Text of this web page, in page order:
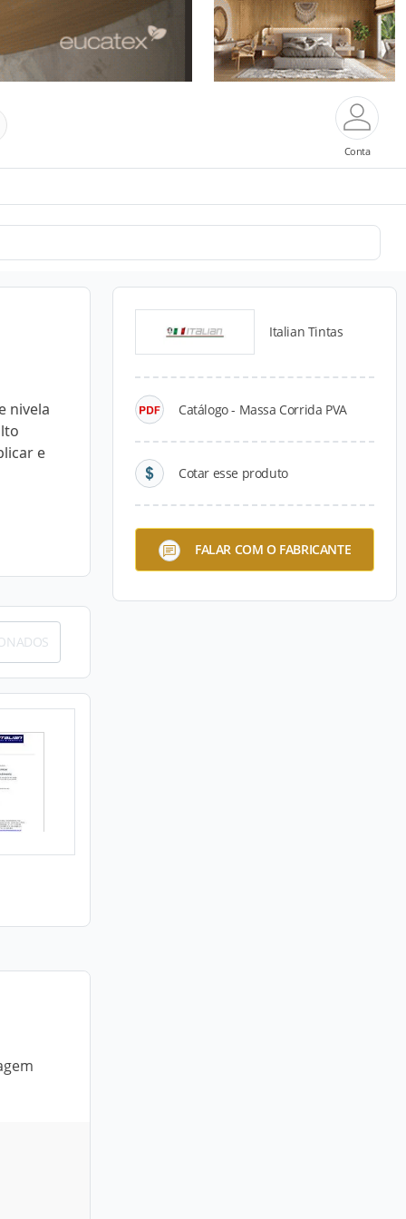
Conta
nivela
e
Italian Tintas
Catálogo - Massa Corrida PVA
Cotar esse produto
FALAR COM O FABRICANTE